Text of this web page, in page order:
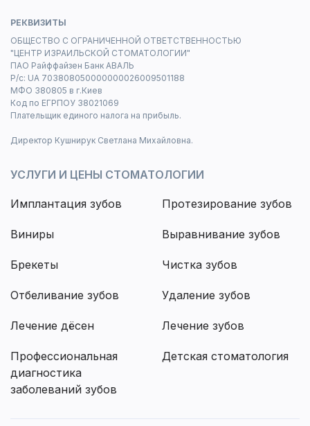
РЕКВИЗИТЫ
ОБЩЕСТВО С ОГРАНИЧЕННОЙ ОТВЕТСТВЕННОСТЬЮ
"ЦЕНТР ИЗРАИЛЬСКОЙ СТОМАТОЛОГИИ"
ПАО Райффайзен Банк АВАЛЬ
Р/с: UA 703808050000000026009501188
МФО 380805 в г.Киев
Код по ЕГРПОУ 38021069
Плательщик единого налога на прибыль.
Директор Кушнирук Светлана Михайловна.
УСЛУГИ И ЦЕНЫ СТОМАТОЛОГИИ
Имплантация зубов Протезирование зубов
Виниры Выравнивание зубов
Брекеты Чистка зубов
Отбеливание зубов Удаление зубов
Лечение дёсен Лечение зубов
Профессиональная
диагностика
заболеваний зубов
Детская стоматология